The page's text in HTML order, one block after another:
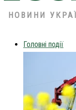
НОВИНИ
Головні події